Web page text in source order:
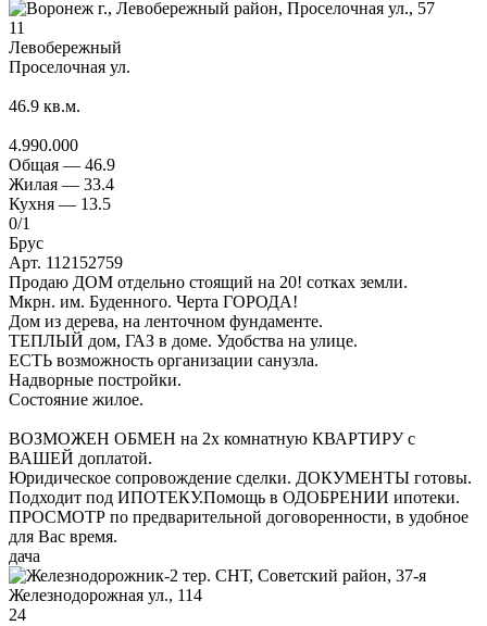
11
Левобережный
Проселочная ул.
46.9 кв.м.
4.990.000
Общая — 46.9
Жилая — 33.4
Кухня — 13.5
0/1
Брус
Арт. 112152759
Продаю ДОМ отдельно стоящий на 20! сотках земли.
Мкрн. им. Буденного. Черта ГОРОДА!
Дом из дерева, на ленточном фундаменте.
ТЕПЛЫЙ дом, ГАЗ в доме. Удобства на улице.
ЕСТЬ возможность организации санузла.
Надворные постройки.
Состояние жилое.
ВОЗМОЖЕН ОБМЕН на 2х комнатную КВАРТИРУ с
ВАШЕЙ доплатой.
Юридическое сопровождение сделки. ДОКУМЕНТЫ готовы.
Подходит под ИПОТЕКУ.Помощь в ОДОБРЕНИИ ипотеки.
ПРОСМОТР по предварительной договоренности, в удобное
для Вас время.
дача
24